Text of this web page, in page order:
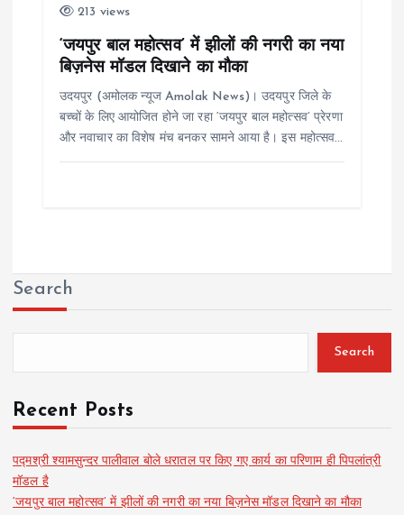
213 views
‘जयपुर बाल महोत्सव’ में झीलों की नगरी का नया
बिज़नेस मॉडल दिखाने का मौका
उदयपुर (अमोलक न्यूज Amolak News)। उदयपुर जिले के
बच्चों के लिए आयोजित होने जा रहा ‘जयपुर बाल महोत्सव’ प्रेरणा
और नवाचार का विशेष मंच बनकर सामने आया है। इस महोत्सव…
Search
Search
Recent Posts
पद्मश्री श्यामसुन्दर पालीवाल बोले धरातल पर किए गए कार्य का परिणाम ही पिपलांत्री
मॉडल है
‘जयपुर बाल महोत्सव’ में झीलों की नगरी का नया बिज़नेस मॉडल दिखाने का मौका